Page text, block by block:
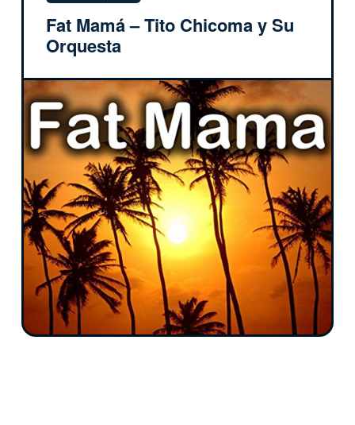
Fat Mamá – Tito Chicoma y Su
Orquesta